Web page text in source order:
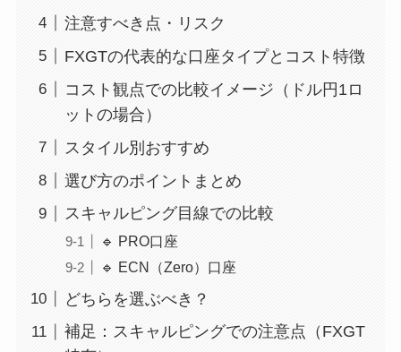
注意すべき点・リスク
FXGTの代表的な口座タイプとコスト特徴
コスト観点での比較イメージ（ドル円1ロ
ットの場合）
スタイル別おすすめ
選び方のポイントまとめ
スキャルピング目線での比較
🔹 PRO口座
🔹 ECN（Zero）口座
どちらを選ぶべき？
補足：スキャルピングでの注意点（FXGT